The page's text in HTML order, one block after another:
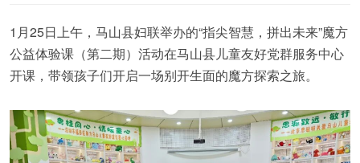
1月25日上午，马山县妇联举办的“指尖智慧，拼出未来”魔方
公益体验课（第二期）活动在马山县儿童友好党群服务中心
开课，带领孩子们开启一场别开生面的魔方探索之旅。